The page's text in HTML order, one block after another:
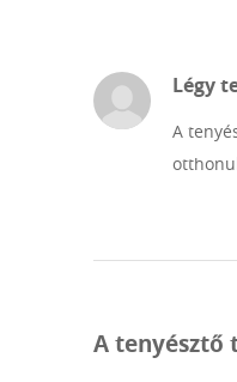
Légy
A
A tenyésztő